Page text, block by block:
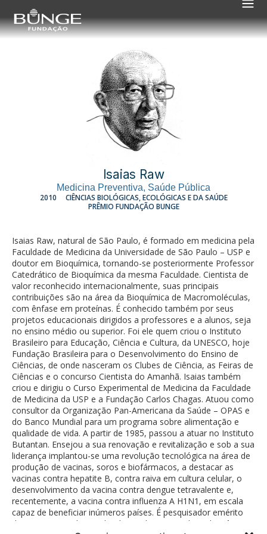
Isaias Raw
Medicina Preventiva, Saúde Pública
2010
CIÊNCIAS BIOLÓGICAS, ECOLÓGICAS E DA SAÚDE
PRÊMIO FUNDAÇÃO BUNGE
Isaias Raw, natural de São Paulo, é formado em medicina pela
Faculdade de Medicina da Universidade de São Paulo – USP e
doutor em Bioquímica, tornando-se posteriormente Professor
Catedrático de Bioquímica da mesma Faculdade. Cientista de
valor reconhecido internacionalmente, suas principais
contribuições são na área da Bioquímica de Macromoléculas,
com ênfase em proteínas. É conhecido também por seus
projetos educacionais dirigidos a professores e a alunos, seja
no ensino médio ou superior. Foi ele quem criou o Instituto
Brasileiro para Educação, Ciência e Cultura, da UNESCO, hoje
Fundação Brasileira para o Desenvolvimento do Ensino de
Ciências, de onde nasceram os Clubes de Ciência, as Feiras de
Ciências e o concurso Cientista do Amanhã. Isaias também
criou e dirigiu o Curso Experimental de Medicina da Faculdade
de Medicina da USP e a Fundação Carlos Chagas. Atuou como
consultor da Organização Pan-Americana da Saúde – OPAS e
do Banco Mundial para um programa sobre alimentação e
qualidade de vida. A partir de 1985, passou a atuar no Instituto
Butantan. Ensejou a sua renovação e revitalização e sob a sua
liderança implantou-se uma revolução tecnológica na área de
produção de vacinas, soros e biofármacos, a destacar as
vacinas contra hepatite B, contra raiva em cultura celular, o
desenvolvimento da vacina contra dengue tetravalente e,
recentemente, a vacina contra influenza A H1N1, em escala
capaz de beneficiar inúmeros países. É pesquisador emérito
do CNPq e membro titular da Academia Brasileira de Ciências